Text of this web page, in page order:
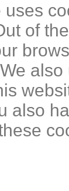
uses
of
also